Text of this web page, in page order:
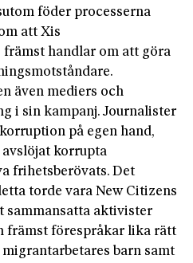
föder processerna
att Xis
handlar om att göra
även mediers och
i sin kampanj. Journalister
på egen hand,
korrupta
frihetsberövats. Det
torde vara New Citizens
sammansatta aktivister
främst förespråkar lika rätt
barn samt